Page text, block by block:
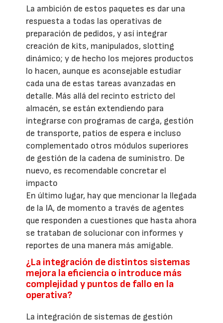
La ambición de estos paquetes es dar una
respuesta a todas las operativas de
preparación de pedidos, y así integrar
creación de kits, manipulados, slotting
dinámico; y de hecho los mejores productos
lo hacen, aunque es aconsejable estudiar
cada una de estas tareas avanzadas en
detalle. Más allá del recinto estricto del
almacén, se están extendiendo para
integrarse con programas de carga, gestión
de transporte, patios de espera e incluso
complementado otros módulos superiores
de gestión de la cadena de suministro. De
nuevo, es recomendable concretar el
impacto
En último lugar, hay que mencionar la llegada
de la IA, de momento a través de agentes
que responden a cuestiones que hasta ahora
se trataban de solucionar con informes y
reportes de una manera más amigable.
¿La integración de distintos sistemas
mejora la eficiencia o introduce más
complejidad y puntos de fallo en la
operativa?
La integración de sistemas de gestión